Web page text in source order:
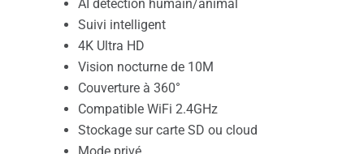
AI détection humain/animal
Suivi intelligent
4K Ultra HD
Vision nocturne de 10M
Couverture à 360°
Compatible WiFi 2.4GHz
Stockage sur carte SD ou cloud